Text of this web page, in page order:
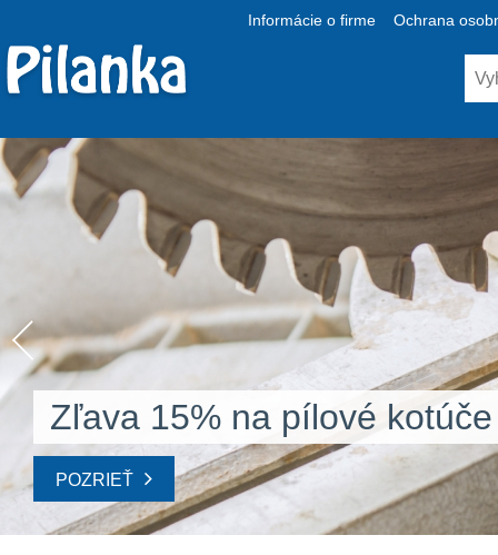
Informácie o firme Ochrana
Zľava 15% na pílové kotúče
POZRIEŤ